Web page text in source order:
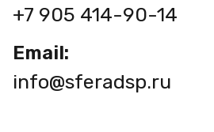
+7 905 414-90-14
Email:
info@sferadsp.ru